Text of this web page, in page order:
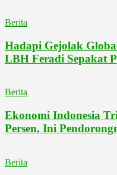
Berita
Hadapi Gejolak
LBH Feradi Sepakat
Berita
Ekonomi Indonesia
Persen, Ini
Berita